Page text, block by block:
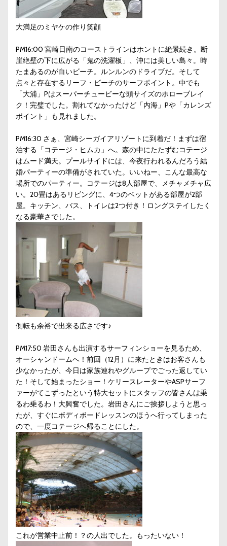
大満足のミヤケの作り笑顔
PM16:00 宮崎日南のコーストラインはホントに絶景続き。断
崖絶壁の下に広がる「鬼の洗濯板」、沖には美しい島々。時
たまあるのが白いビーチ。ルンルンのドライブだ。そして
点々と存在するリーフ・ビーチのサーフポイント。中でも
「大浦」Pはスーパーチュービーな頭サイズのホローブレイ
ク！完璧でした。割れてなかったけど「内海」Pや「カレンズ
ポイント」も見れました。
PM16:30 さぁ、宮崎シーガイアリゾートに到着だ！まずは宿
泊する「コテージ・ヒムカ」へ。森の中にたたずむコテージ
はムード満天。プールサイドには、今夜行われるんだろう結
婚パーティーの準備がされていた。いいねー、こんな最高な
場所でのパーティー。コテージは8人部屋で、メチャメチャ広
い。20畳はあるリビングに、4つのベットがある部屋が2部
屋。キッチン、バス、トイレは2つ付き！ロングステイしたく
なる豪華さでした。
側転も余裕で出来る広さです♪
PM17:50 岩田さんも出演するサーフィンショーを見るため、
オーシャンドームへ！前回（12月）に来たときはお客さんも
少なかったが、今日は家族連れやグループでごった返してい
た！そして始まったショー！ケリースレーターやASPサーフ
ァーがてこずったという特大セットにスタッフの皆さんは乗
るわ乗るわ！大興奮でした。岩田さんにご挨拶しようと思っ
たが、すぐにボディボードレッスンのほうへ行ってしまった
ので、一度コテージへ帰ることにした。
これが営業中止前！？の人出でした。もったいない！